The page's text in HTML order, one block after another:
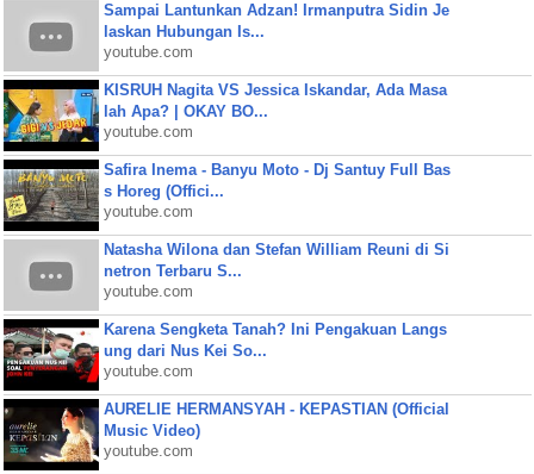
Sampai Lantunkan Adzan! Irmanputra Sidin Je
laskan Hubungan Is...
youtube.com
KISRUH Nagita VS Jessica Iskandar, Ada Masa
lah Apa? | OKAY BO...
youtube.com
Safira Inema - Banyu Moto - Dj Santuy Full Bas
s Horeg (Offici...
youtube.com
Natasha Wilona dan Stefan William Reuni di Si
netron Terbaru S...
youtube.com
Karena Sengketa Tanah? Ini Pengakuan Langs
ung dari Nus Kei So...
youtube.com
AURELIE HERMANSYAH - KEPASTIAN (Official
Music Video)
youtube.com